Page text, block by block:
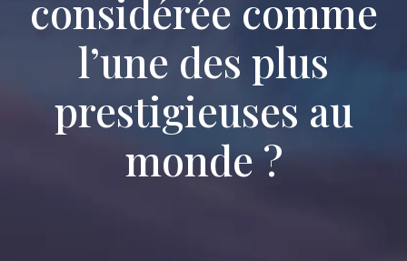
considérée comme
l’une des plus
prestigieuses au
monde ?